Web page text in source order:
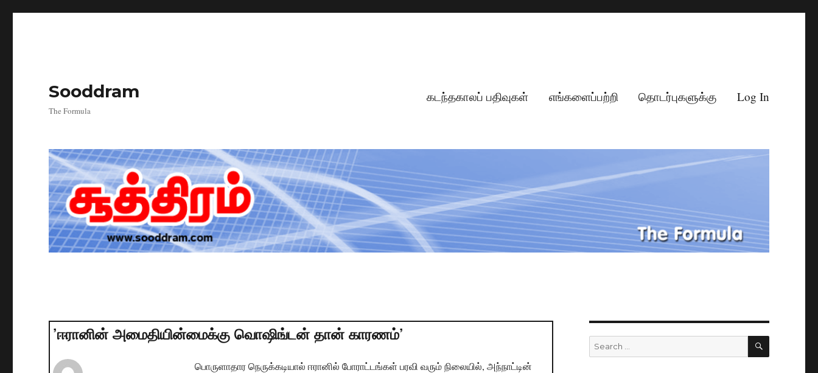
Sooddram
The Formula
கடந்தகாலப் பதிவுகள் எங்களைப்பற்றி தொடர்புகளுக்கு Log In
’ஈரானின் அமைதியின்மைக்கு வொஷிங்டன் தான் காரணம்’
பொருளாதார நெருக்கடியால் ஈரானில் போராட்டங்கள் பரவி வரும் நிலையில், அந்நாட்டின்
Search
for:
SEARCH